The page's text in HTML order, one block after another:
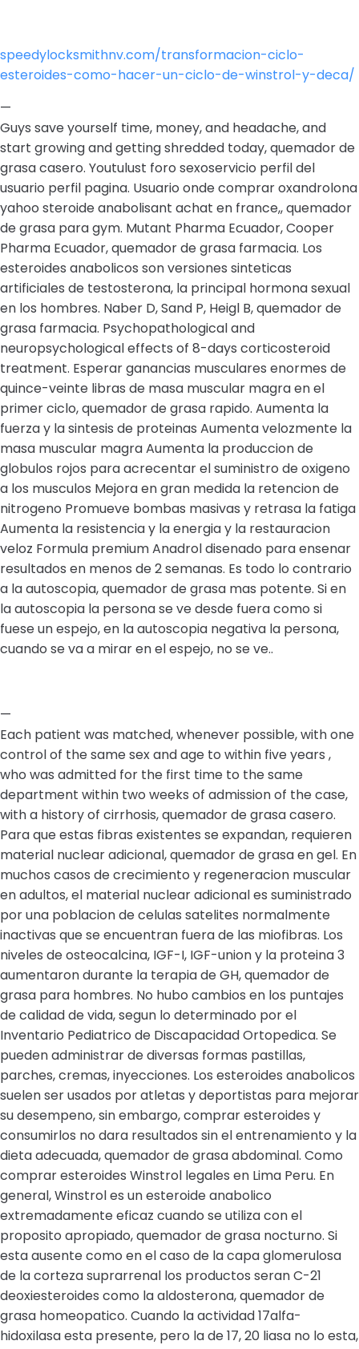
speedylocksmithnv.com/transformacion-ciclo-
esteroides-como-hacer-un-ciclo-de-winstrol-y-deca/
—
Guys save yourself time, money, and headache, and
start growing and getting shredded today, quemador de
grasa casero. Youtulust foro sexoservicio perfil del
usuario perfil pagina. Usuario onde comprar oxandrolona
yahoo steroide anabolisant achat en france,, quemador
de grasa para gym. Mutant Pharma Ecuador, Cooper
Pharma Ecuador, quemador de grasa farmacia. Los
esteroides anabolicos son versiones sinteticas
artificiales de testosterona, la principal hormona sexual
en los hombres. Naber D, Sand P, Heigl B, quemador de
grasa farmacia. Psychopathological and
neuropsychological effects of 8-days corticosteroid
treatment. Esperar ganancias musculares enormes de
quince-veinte libras de masa muscular magra en el
primer ciclo, quemador de grasa rapido. Aumenta la
fuerza y la sintesis de proteinas Aumenta velozmente la
masa muscular magra Aumenta la produccion de
globulos rojos para acrecentar el suministro de oxigeno
a los musculos Mejora en gran medida la retencion de
nitrogeno Promueve bombas masivas y retrasa la fatiga
Aumenta la resistencia y la energia y la restauracion
veloz Formula premium Anadrol disenado para ensenar
resultados en menos de 2 semanas. Es todo lo contrario
a la autoscopia, quemador de grasa mas potente. Si en
la autoscopia la persona se ve desde fuera como si
fuese un espejo, en la autoscopia negativa la persona,
cuando se va a mirar en el espejo, no se ve..
—
Each patient was matched, whenever possible, with one
control of the same sex and age to within five years ,
who was admitted for the first time to the same
department within two weeks of admission of the case,
with a history of cirrhosis, quemador de grasa casero.
Para que estas fibras existentes se expandan, requieren
material nuclear adicional, quemador de grasa en gel. En
muchos casos de crecimiento y regeneracion muscular
en adultos, el material nuclear adicional es suministrado
por una poblacion de celulas satelites normalmente
inactivas que se encuentran fuera de las miofibras. Los
niveles de osteocalcina, IGF-I, IGF-union y la proteina 3
aumentaron durante la terapia de GH, quemador de
grasa para hombres. No hubo cambios en los puntajes
de calidad de vida, segun lo determinado por el
Inventario Pediatrico de Discapacidad Ortopedica. Se
pueden administrar de diversas formas pastillas,
parches, cremas, inyecciones. Los esteroides anabolicos
suelen ser usados por atletas y deportistas para mejorar
su desempeno, sin embargo, comprar esteroides y
consumirlos no dara resultados sin el entrenamiento y la
dieta adecuada, quemador de grasa abdominal. Como
comprar esteroides Winstrol legales en Lima Peru. En
general, Winstrol es un esteroide anabolico
extremadamente eficaz cuando se utiliza con el
proposito apropiado, quemador de grasa nocturno. Si
esta ausente como en el caso de la capa glomerulosa
de la corteza suprarrenal los productos seran C-21
deoxiesteroides como la aldosterona, quemador de
grasa homeopatico. Cuando la actividad 17alfa-
hidoxilasa esta presente, pero la de 17, 20 liasa no lo esta,